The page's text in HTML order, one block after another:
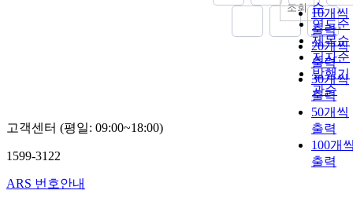
순
연도순
제목순
저자순
발행기
관순
10개씩
출력
20개씩
출력
30개씩
출력
50개씩
출력
100개
출력
조회
고객센터 (평일: 09:00~18:00)
1599-3122
ARS 번호안내